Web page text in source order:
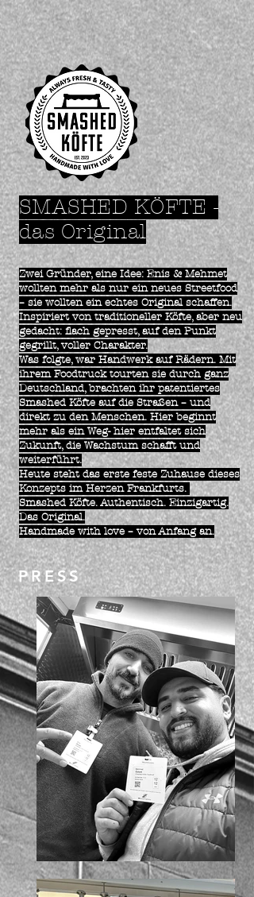
SMASHED KÖFTE -
das Original
Zwei Gründer, eine Idee: Enis & Mehmet
wollten mehr als nur ein neues Streetfood
– sie wollten ein echtes Original schaffen.
Inspiriert von traditioneller Köfte, aber neu
gedacht: flach gepresst, auf den Punkt
gegrillt, voller Charakter.
Was folgte, war Handwerk auf Rädern. Mit
ihrem Foodtruck tourten sie durch ganz
Deutschland, brachten ihr patentiertes
Smashed Köfte auf die Straßen – und
direkt zu den Menschen. Hier beginnt
mehr als ein Weg- hier entfaltet sich
Zukunft, die Wachstum schafft und
weiterführt.
Heute steht das erste feste Zuhause dieses
Konzepts im Herzen Frankfurts.
Smashed Köfte. Authentisch. Einzigartig.
Das Original.
Handmade with love – von Anfang an.
PRESS